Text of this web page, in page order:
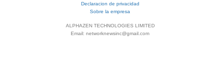
Declaracion de privacidad
Sobre la empresa
ALPHAZEN TECHNOLOGIES LIMITED
Email: networknewsinc@gmail.com